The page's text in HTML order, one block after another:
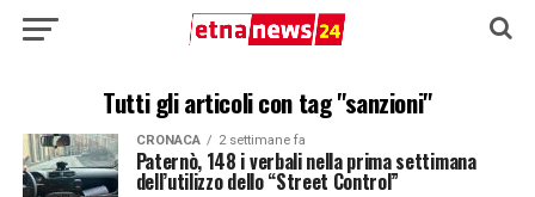
Tutti gli articoli con tag "sanzioni"
CRONACA 2 settimane fa
Paternò, 148 i verbali nella prima settimana
dell’utilizzo dello “Street Control”